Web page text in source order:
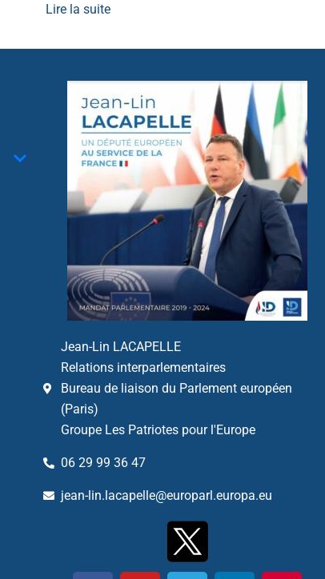
Lire la suite
Jean-Lin LACAPELLE
Relations interparlementaires
Bureau de liaison du Parlement européen
(Paris)
Groupe Les Patriotes pour l'Europe
06 29 99 36 47
jean-lin.lacapelle@europarl.europa.eu